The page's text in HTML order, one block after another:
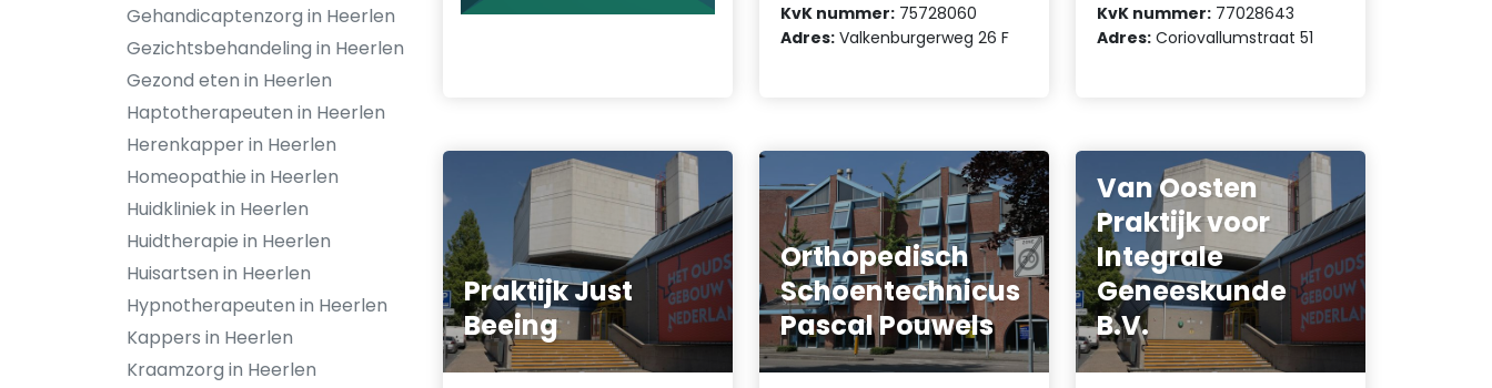
Gehandicaptenzorg in Heerlen
Gezichtsbehandeling in Heerlen
Gezond eten in Heerlen
Haptotherapeuten in Heerlen
Herenkapper in Heerlen
Homeopathie in Heerlen
Huidkliniek in Heerlen
Huidtherapie in Heerlen
Huisartsen in Heerlen
Hypnotherapeuten in Heerlen
Kappers in Heerlen
Kraamzorg in Heerlen
KvK nummer: 75728060
Adres: Valkenburgerweg 26 F
KvK nummer: 77028643
Adres: Coriovallumstraat 51
Praktijk Just
Beeing
Orthopedisch
Schoentechnicus
Pascal Pouwels
Van Oosten
Praktijk voor
Integrale
Geneeskunde
B.V.